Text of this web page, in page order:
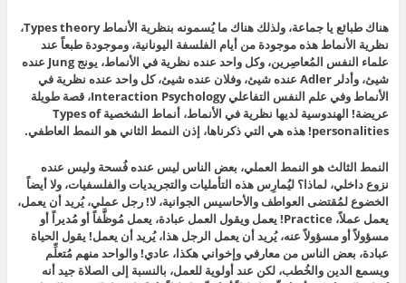
هناك طبائع يا جماعة، ولذلك هناك ما يُسمونه بنظرية الأنماط Types theory،
نظرية الأنماط هذه موجودة من أيام الفلسفة اليونانية، وموجودة طبعاً عند
علماء النفس المُعاصِرين، وكل واحد عنده نظرية في الأنماط، يونج Jung عنده
شيئ، وأدلر Adler عنده شيئ، وفلان عنده شيئ،
كل واحد عنده نظرية في
الأنماط وفي علم النفس التفاعلي Interaction Psychology، قصة طويلة
عريضة! الهندوسية لديها نظرية في الأنماط، أنماط الشخصية Types of
personalities! هذه هي التي ذكرناها، إذن النمط الثاني هو النمط العاطفي.
النمط الثالث هو النمط العملي، بعض الناس ليس عنده فُسحة وليس عنده
نزوع داخلي، لماذا؟ ليُمارِس هذه التأمليات والتجريديات والفلسفيات، ولا أيضاً
الخضوعلمُقتضى العواطف والأحاسيس الجوانية، لا! رجل عملي، يُريد أن يعمل،
يعمل عملاً، Practice! يعمل ويقول العمل عبادة، يعمل مُوظَّفاً أو مُديراً أو
مسؤولاً أو مسؤولاً عنه، يُريد أن يعمل الرجل هذا، يُريد أن يعمل! يقول الحياة
عبادة، بعض الناس من معارفي وإخواني هكذا، عادي! والواحد منهم مُتعلِّم
ويسمع الدين والخُطب، لكن عند أولوية للعمل، بالنسبة إلى الصلاة جيد أنه